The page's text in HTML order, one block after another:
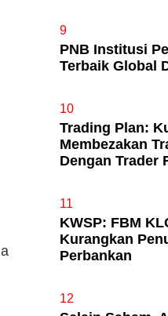
9
PNB Institusi
Terbaik Global
10
Trading Plan:
Membezakan
Dengan Trader
11
KWSP: FBM
Kurangkan
Perbankan
12